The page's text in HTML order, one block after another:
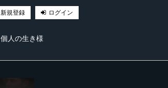
新規登録 ログイン
個人の生き様